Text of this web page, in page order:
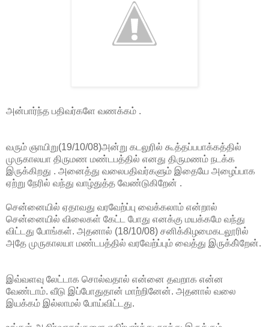
அன்பார்ந்த பதிவர்களே வணக்கம் .
வரும் ஞாயிறு(19/10/08)அன்று கடலுரில் கூத்தப்பபாக்கத்தில்
முருகாலயா திருமண மண்டபத்தில் எனது திருமணம் நடக்க
இருக்கிறது . அனைத்து வலைபதிவர்களும் இதையே அழைப்பாக
ஏற்று நேரில் வந்து வாழ்துத்த வேண்டுகிறேன் .
சென்னையில் ஏதாவது வரவேற்ப்பு வைக்கலாம் என்றால்
சென்னையில் விலைகள் கேட்ட போது எனக்கு மயக்கமே வந்து
விட்டது போங்கள். அதனால் (18/10/08) சனிக்கிழமைகடலூரில்
அதே முருகாலயா மண்டபத்தில் வரவேற்ப்பும் வைத்து இருக்கி்றேன்.
இவ்வளவு லேட்டாக சொல்வதால் என்னை தவறாக என்ன
வேண்டாம். வீடு இப்போதுதான் மாற்றினேன். அதனால் வலை
இயக்கம் இல்லாமல் போய்விட்டது.